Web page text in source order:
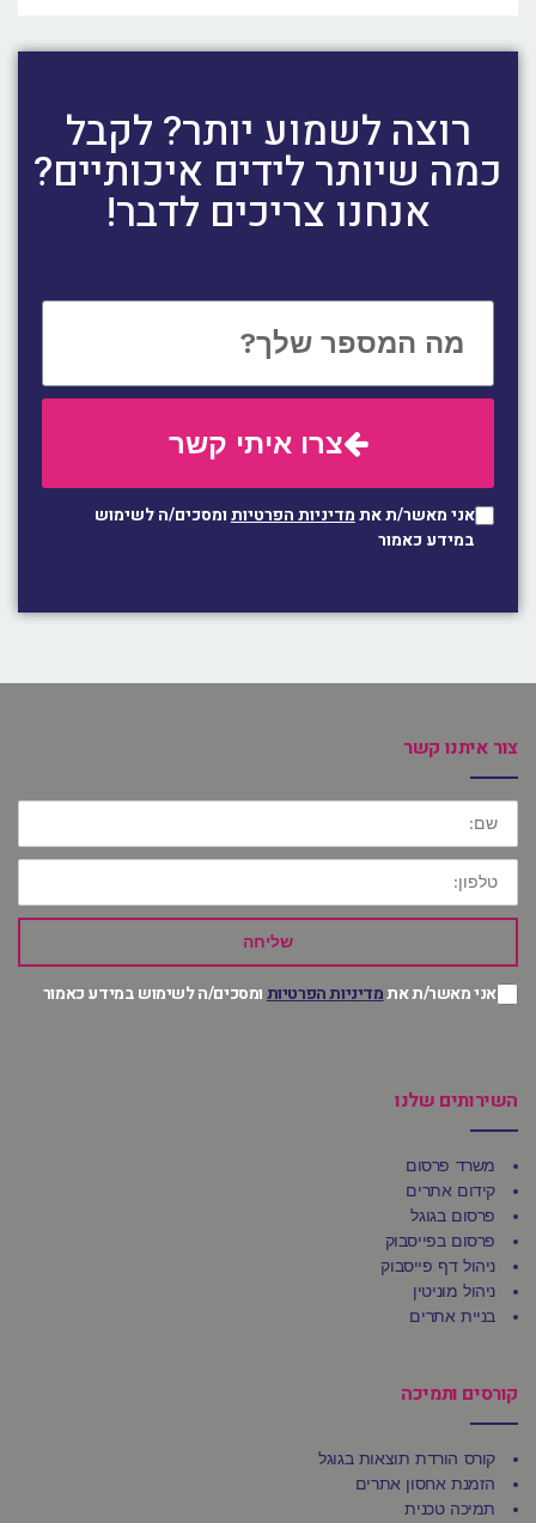
רוצה לשמוע יותר? לקבל
כמה שיותר לידים איכותיים?
אנחנו צריכים לדבר!
צרו איתי קשר
אני מאשר/ת אתמדיניות הפרטיותומסכים/ה לשימוש
במידע כאמור
צור איתנו קשר
שם:
טלפון:
שליחה
אני מאשר/ת אתמדיניות הפרטיותומסכים/ה לשימוש במידע כאמור
השירותים שלנו
משרד פרסום
קידום אתרים
פרסום בגוגל
פרסום בפייסבוק
ניהול דף פייסבוק
ניהול מוניטין
בניית אתרים
קורסים ותמיכה
קורס הורדת תוצאות בגוגל
הזמנת אחסון אתרים
תמיכה טכנית